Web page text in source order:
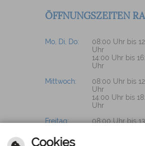
ÖFFNUNGSZEITEN
Mo, Di, Do:
08:00 Uhr bis
Uhr
14:00 Uhr bis
Uhr
Mittwoch:
08:00 Uhr bis
Uhr
14:00 Uhr bis
Uhr
Freitag:
08:00 Uhr bis
Cookies